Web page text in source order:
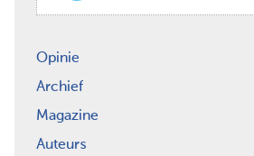
Opinie
Archief
Magazine
Auteurs